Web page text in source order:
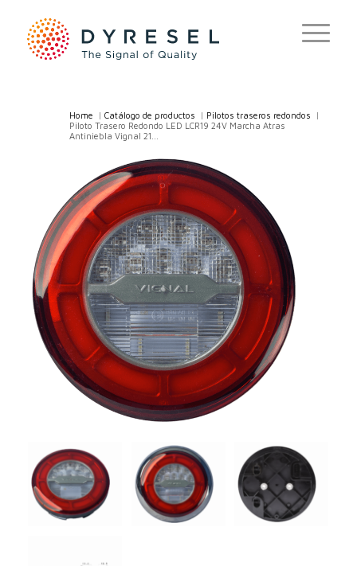
Home /Catálogo de productos Pilotos traseros redondos
Piloto Trasero Redondo LED LCR19 24V Marcha Atras
Antiniebla Vignal 21...